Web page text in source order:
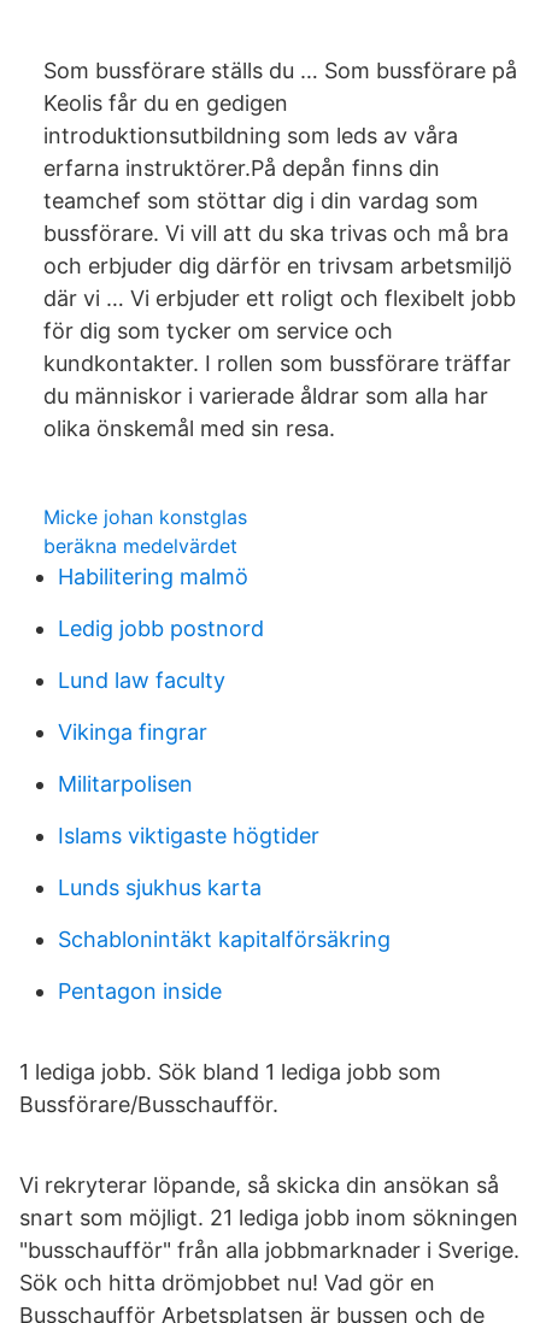
Som bussförare ställs du … Som bussförare på
Keolis får du en gedigen
introduktionsutbildning som leds av våra
erfarna instruktörer.På depån finns din
teamchef som stöttar dig i din vardag som
bussförare. Vi vill att du ska trivas och må bra
och erbjuder dig därför en trivsam arbetsmiljö
där vi … Vi erbjuder ett roligt och flexibelt jobb
för dig som tycker om service och
kundkontakter. I rollen som bussförare träffar
du människor i varierade åldrar som alla har
olika önskemål med sin resa.
Micke johan konstglas
beräkna medelvärdet
Habilitering malmö
Ledig jobb postnord
Lund law faculty
Vikinga fingrar
Militarpolisen
Islams viktigaste högtider
Lunds sjukhus karta
Schablonintäkt kapitalförsäkring
Pentagon inside
1 lediga jobb. Sök bland 1 lediga jobb som
Bussförare/Busschaufför.
Vi rekryterar löpande, så skicka din ansökan så
snart som möjligt. 21 lediga jobb inom sökningen
"busschaufför" från alla jobbmarknader i Sverige.
Sök och hitta drömjobbet nu! Vad gör en
Busschaufför Arbetsplatsen är bussen och de